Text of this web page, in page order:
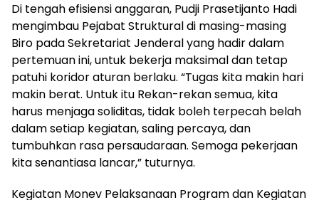
Di tengah efisiensi anggaran, Pudji Prasetijanto Hadi
mengimbau Pejabat Struktural di masing-masing
Biro pada Sekretariat Jenderal yang hadir dalam
pertemuan ini, untuk bekerja maksimal dan tetap
patuhi koridor aturan berlaku. “Tugas kita makin hari
makin berat. Untuk itu Rekan-rekan semua, kita
harus menjaga soliditas, tidak boleh terpecah belah
dalam setiap kegiatan, saling percaya, dan
tumbuhkan rasa persaudaraan. Semoga pekerjaan
kita senantiasa lancar,” tuturnya.
Kegiatan Monev Pelaksanaan Program dan Kegiatan